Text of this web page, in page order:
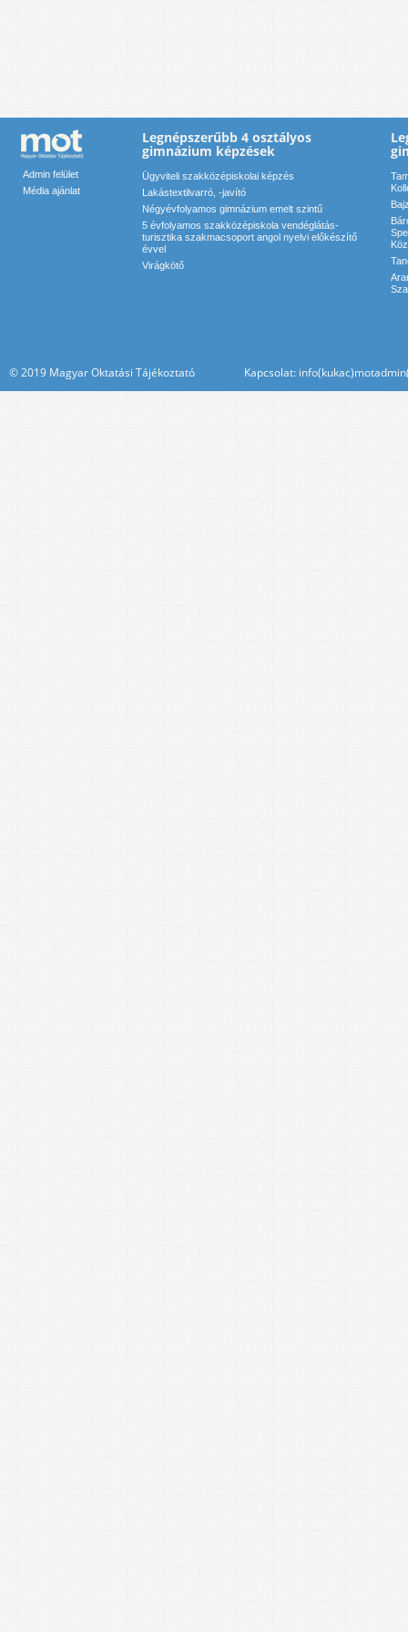
Admin felület
Média ajánlat
Legnépszerűbb 4 osztályos
gimnázium képzések
Ügyviteli szakközépiskolai képzés
Lakástextilvarró, -javító
Négyévfolyamos gimnázium emelt szintű
5 évfolyamos szakközépiskola vendéglátás-
turisztika szakmacsoport angol nyelvi előkészítő
évvel
Virágkötő
© 2019 Magyar Oktatási Tájékoztató Kapcsolat: